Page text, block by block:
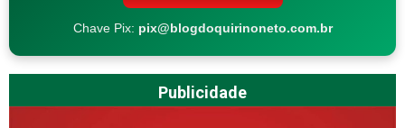
Chave Pix: pix@blogdoquirinoneto.com.br
Publicidade